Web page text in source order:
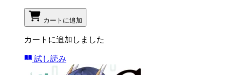
カートに追加
カートに追加しました
試し読み